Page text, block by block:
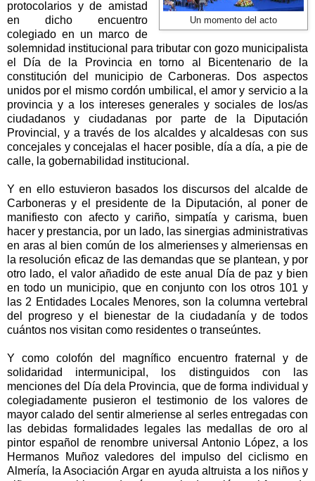
Un momento del acto
protocolarios y de amistad
en dicho encuentro
colegiado en un marco de
solemnidad institucional para tributar con gozo municipalista
el Día de la Provincia en torno al Bicentenario de la
constitución del municipio de Carboneras. Dos aspectos
unidos por el mismo cordón umbilical, el amor y servicio a la
provincia y a los intereses generales y sociales de los/as
ciudadanos y ciudadanas por parte de la Diputación
Provincial, y a través de los alcaldes y alcaldesas con sus
concejales y concejalas el hacer posible, día a día, a pie de
calle, la gobernabilidad institucional.
Y en ello estuvieron basados los discursos del alcalde de
Carboneras y el presidente de la Diputación, al poner de
manifiesto con afecto y cariño, simpatía y carisma, buen
hacer y prestancia, por un lado, las sinergias administrativas
en aras al bien común de los almerienses y almeriensas en
la resolución eficaz de las demandas que se plantean, y por
otro lado, el valor añadido de este anual Día de paz y bien
en todo un municipio, que en conjunto con los otros 101 y
las 2 Entidades Locales Menores, son la columna vertebral
del progreso y el bienestar de la ciudadanía y de todos
cuántos nos visitan como residentes o transeúntes.
Y como colofón del magnífico encuentro fraternal y de
solidaridad intermunicipal, los distinguidos con las
menciones del Día dela Provincia, que de forma individual y
colegiadamente pusieron el testimonio de los valores de
mayor calado del sentir almeriense al serles entregadas con
las debidas formalidades legales las medallas de oro al
pintor español de renombre universal Antonio López, a los
Hermanos Muñoz valedores del impulso del ciclismo en
Almería, la Asociación Argar en ayuda altruista a los niños y